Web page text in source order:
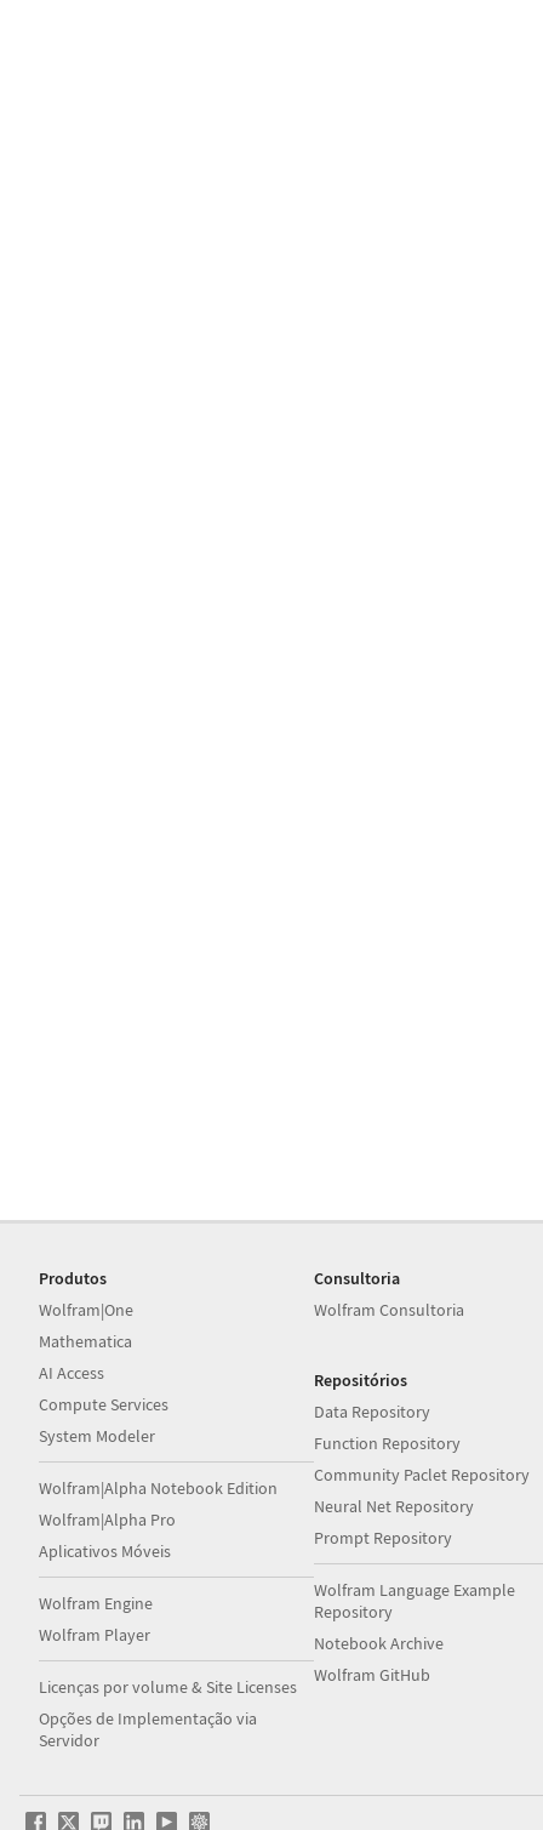
Produtos
Wolfram|One
Mathematica
AI Access
Compute Services
System Modeler
Wolfram|Alpha Notebook Edition
Wolfram|Alpha Pro
Aplicativos Móveis
Wolfram Engine
Wolfram Player
Licenças por volume & Site Licenses
Opções de Implementação via
Servidor
Consultoria
Wolfram Consultoria
Repositórios
Data Repository
Function Repository
Community Paclet Repository
Neural Net Repository
Prompt Repository
Wolfram Language Example
Repository
Notebook Archive
Wolfram GitHub